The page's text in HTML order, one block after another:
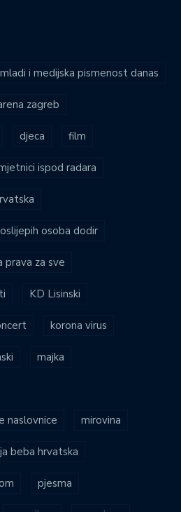
i medijska pismenost danas
zagreb
djeca film
ispod radara
osoba dodir
prava za sve
KD Lisinski
korona virus
majka
naslovnice mirovina
beba hrvatska
pjesma